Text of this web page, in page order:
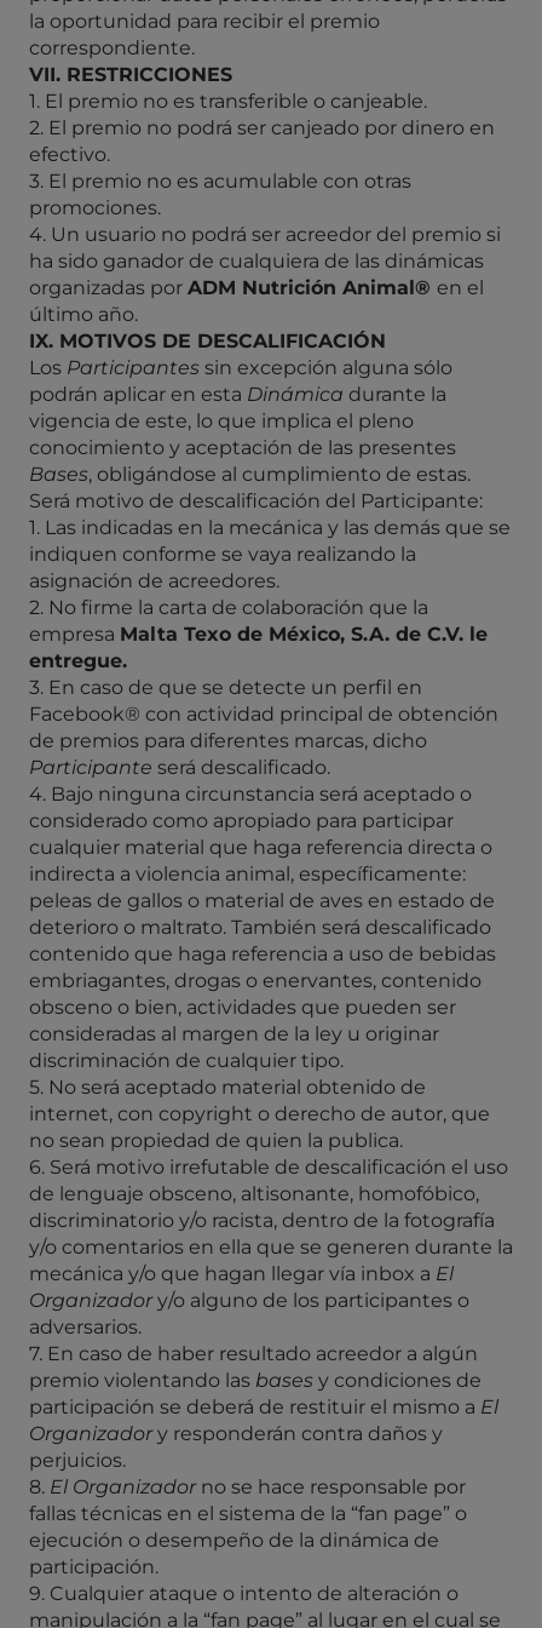
la oportunidad para recibir el premio
correspondiente.
VII. RESTRICCIONES
1. El premio no es transferible o canjeable.
2. El premio no podrá ser canjeado por dinero en
efectivo.
3. El premio no es acumulable con otras
promociones.
4. Un usuario no podrá ser acreedor del premio si
ha sido ganador de cualquiera de las dinámicas
organizadas por ADM Nutrición Animal® en el
último año.
IX. MOTIVOS DE DESCALIFICACIÓN
Los Participantes sin excepción alguna sólo
podrán aplicar en esta Dinámica durante la
vigencia de este, lo que implica el pleno
conocimiento y aceptación de las presentes
Bases, obligándose al cumplimiento de estas.
Será motivo de descalificación del Participante:
1. Las indicadas en la mecánica y las demás que se
indiquen conforme se vaya realizando la
asignación de acreedores.
2. No firme la carta de colaboración que la
empresa Malta Texo de México, S.A. de C.V. le
entregue.
3. En caso de que se detecte un perfil en
Facebook® con actividad principal de obtención
de premios para diferentes marcas, dicho
Participante será descalificado.
4. Bajo ninguna circunstancia será aceptado o
considerado como apropiado para participar
cualquier material que haga referencia directa o
indirecta a violencia animal, específicamente:
peleas de gallos o material de aves en estado de
deterioro o maltrato. También será descalificado
contenido que haga referencia a uso de bebidas
embriagantes, drogas o enervantes, contenido
obsceno o bien, actividades que pueden ser
consideradas al margen de la ley u originar
discriminación de cualquier tipo.
5. No será aceptado material obtenido de
internet, con copyright o derecho de autor, que
no sean propiedad de quien la publica.
6. Será motivo irrefutable de descalificación el uso
de lenguaje obsceno, altisonante, homofóbico,
discriminatorio y/o racista, dentro de la fotografía
y/o comentarios en ella que se generen durante la
mecánica y/o que hagan llegar vía inbox a El
Organizadory/o alguno de los participantes o
adversarios.
7. En caso de haber resultado acreedor a algún
premio violentando las bases y condiciones de
participación se deberá de restituir el mismo a El
Organizadory responderán contra daños y
perjuicios.
8. El Organizador no se hace responsable por
fallas técnicas en el sistema de la “fan page” o
ejecución o desempeño de la dinámica de
participación.
9. Cualquier ataque o intento de alteración o
manipulación a la “fan page” al lugar en el cual se